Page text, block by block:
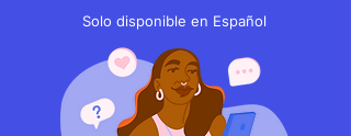
Solo disponible en Español